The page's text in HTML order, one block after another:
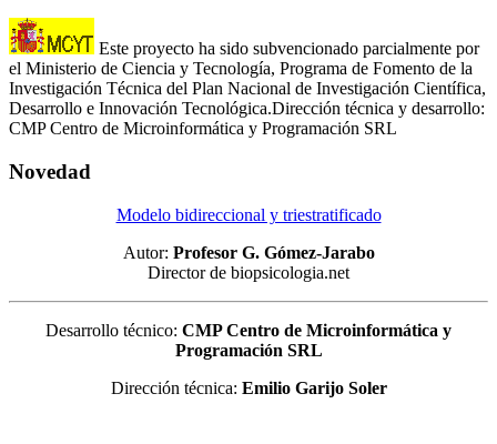
Este proyecto ha sido subvencionado parcialmente por
el Ministerio de Ciencia y Tecnología, Programa de Fomento de la
Investigación Técnica del Plan Nacional de Investigación Científica,
Desarrollo e Innovación Tecnológica.Dirección técnica y desarrollo:
CMP Centro de Microinformática y Programación SRL
Novedad
Modelo bidireccional y triestratificado
Autor: Profesor G. Gómez-Jarabo
Director de biopsicologia.net
Desarrollo técnico: CMP Centro de Microinformática y
Programación SRL
Dirección técnica: Emilio Garijo Soler